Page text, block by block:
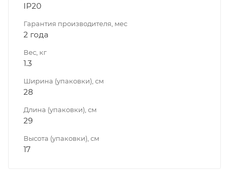
IP20
Гарантия производителя, мес
2 года
Вес, кг
1.3
Ширина (упаковки), см
28
Длина (упаковки), см
29
Высота (упаковки), см
17